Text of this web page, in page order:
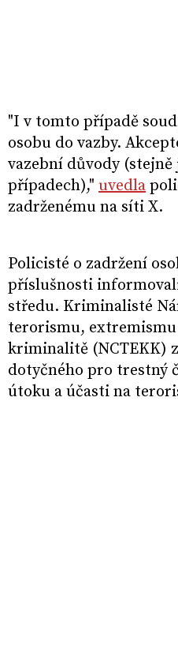
"I v tomto případě
osobu do vazby.
vazební důvody
případech)," uvedla
zadrženému na síti X.
Policisté o zadržení
příslušnosti
středu. Kriminalisté
terorismu,
kriminalitě (NCTEKK)
dotyčného pro trestný
útoku a účasti na